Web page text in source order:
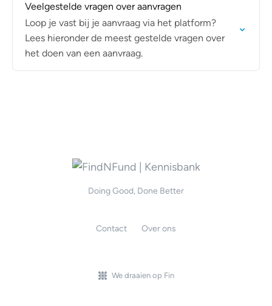
Veelgestelde vragen over aanvragen
Loop je vast bij je aanvraag via het platform?
Lees hieronder de meest gestelde vragen over
het doen van een aanvraag.
Doing Good, Done Better
Contact Over ons
We draaien op Fin